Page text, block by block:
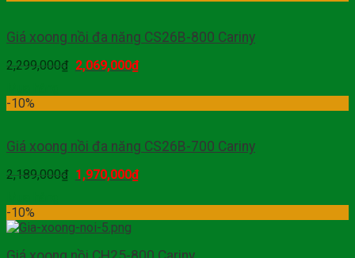
Giá xoong nồi đa năng CS26B-800 Cariny
2,299,000₫ 2,069,000₫
-10%
Giá xoong nồi đa năng CS26B-700 Cariny
2,189,000₫ 1,970,000₫
-10%